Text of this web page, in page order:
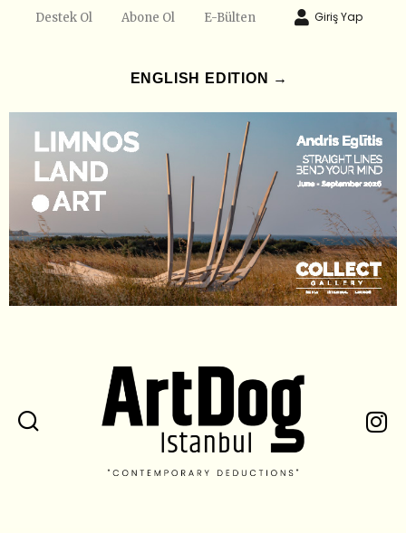
Destek Ol Abone Ol E-Bülten Giriş Yap
ENGLISH EDITION →